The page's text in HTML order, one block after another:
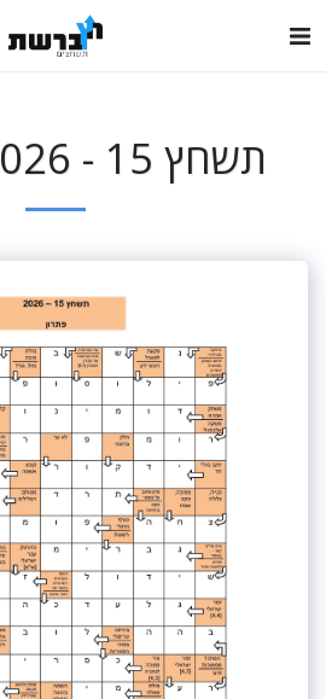
תשחץ 15 - 2026 - פתרון